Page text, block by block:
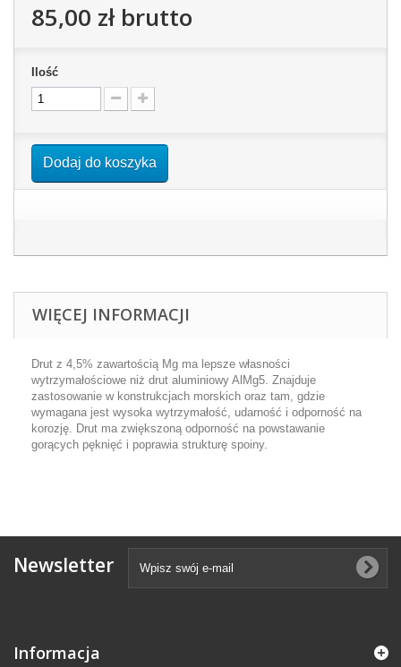
85,00 złbrutto
Ilość
Dodaj do koszyka
WIĘCEJ INFORMACJI
Drut z 4,5% zawartością Mg ma lepsze własności
wytrzymałościowe niż drut aluminiowy AlMg5. Znajduje
zastosowanie w konstrukcjach morskich oraz tam, gdzie
wymagana jest wysoka wytrzymałość, udarność i odporność na
korozję. Drut ma zwiększoną odporność na powstawanie
gorących pęknięć i poprawia strukturę spoiny.
Newsletter
Informacja